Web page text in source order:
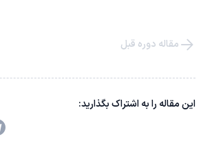
مقاله دوره قبل
این مقاله را به اشتراک بگذارید: